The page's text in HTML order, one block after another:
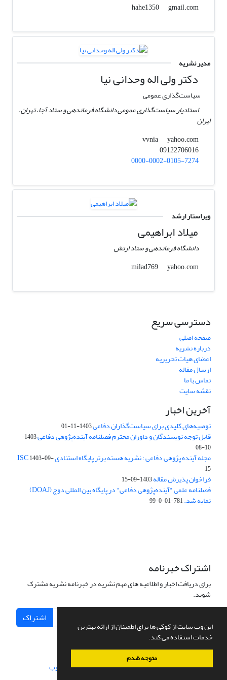
این وب سایت از کوکی ها برای اطمینان از ارائه بهترین
خدمات استفاده می کند.
متوجه شدم
hahe1350
gmail.com
مدیر نشریه
دکتر ولی اله وحدانی نیا
سیاست‌گذاری عمومی
استادیار سیاست‌گذاری عمومی دانشگاه فرماندهی و ستاد آجا، تهران،
ایران
vvnia
yahoo.com
09122706016
0000-0002-0105-7274
ویراستار ارشد
میلاد ابراهیمی
دانشگاه فرماندهی و ستاد ارتش
milad769
yahoo.com
دسترسی سریع
صفحه اصلی
درباره نشریه
اعضای هیات تحریریه
ارسال مقاله
تماس با ما
نقشه سایت
آخرین اخبار
توصیه‌های کلیدی برای سیاست‌گذاران دفاعی1403-11-01
قابل توجه نویسندگان و داوران محترم فصلنامه آینده‌پژوهی دفاعی
1403-
10-08
مجله آینده پژوهی دفاعی ؛ نشریه هسته برتر پایگاه استنادی ISC1403-09-
15
فراخوان پذیرش مقاله1403-09-15
فصلنامه علمی "آینده‌پژوهی دفاعی" در پایگاه بین المللی دوج (DOAJ)
نمایه شد.781-01-0-99
اشتراک خبرنامه
برای دریافت اخبار و اطلاعیه های مهم نشریه در خبرنامه نشریه مشترک
شوید.
اشتراک
سامانه مدیریت نشریات علمی.طراحی و پیاده سازی از سیناوب